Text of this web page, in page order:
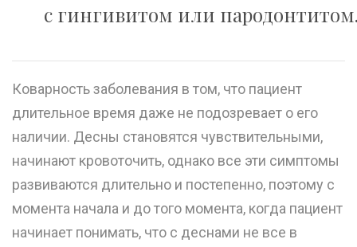
с гингивитом или
Коварность заболевания в том, что пациент
длительное время даже не подозревает о его
наличии. Десны становятся чувствительными,
начинают кровоточить, однако все эти симптомы
развиваются длительно и постепенно, поэтому с
момента начала и до того момента, когда пациент
начинает понимать, что с деснами не все в